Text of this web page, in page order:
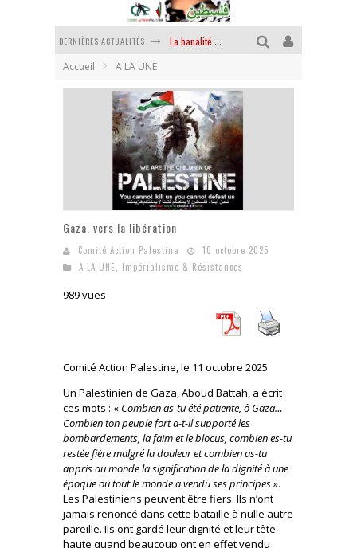
DERNIÈRES ACTUALITÉS La banalité du mal colonial
Chantage terroriste
La révolution ou rien
Des accords de paix sans le peuple et contre le peuple
La puissance américaine en peau de chagrin
Accueil A LA UNE
Gaza, vers la libération
Comité Action Palestine
10 octobre 2025
A LA UNE
Impérialisme & Résistances
989 vues
Comité Action Palestine, le 11 octobre 2025
Un Palestinien de Gaza, Aboud Battah, a écrit
ces mots : « Combien as-tu été patiente, ô Gaza…
Combien ton peuple fort a-t-il supporté les
bombardements, la faim et le blocus, combien es-tu
restée fière malgré la douleur et combien as-tu
appris au monde la signification de la dignité à une
époque où tout le monde a vendu ses principes».
Les Palestiniens peuvent être fiers. Ils n’ont
jamais renoncé dans cette bataille à nulle autre
pareille. Ils ont gardé leur dignité et leur tête
haute quand beaucoup ont en effet vendu